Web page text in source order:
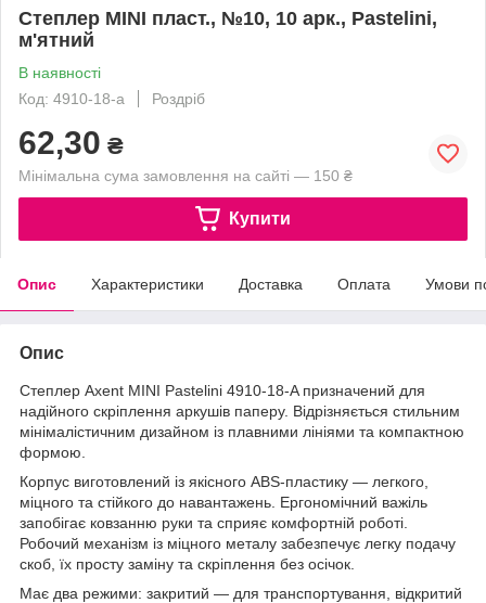
Степлер MINI пласт., №10, 10 арк., Pastelini,
м'ятний
В наявності
Код: 4910-18-a
Роздріб
62,30 ₴
Мінімальна сума замовлення на сайті — 150 ₴
Купити
Опис Характеристики Доставка Оплата Умови
Опис
Степлер Axent MINI Pastelini 4910-18-A призначений для
надійного скріплення аркушів паперу. Відрізняється стильним
мінімалістичним дизайном із плавними лініями та компактною
формою.
Корпус виготовлений із якісного ABS-пластику — легкого,
міцного та стійкого до навантажень. Ергономічний важіль
запобігає ковзанню руки та сприяє комфортній роботі.
Робочий механізм із міцного металу забезпечує легку подачу
скоб, їх просту заміну та скріплення без осічок.
Має два режими: закритий — для транспортування, відкритий